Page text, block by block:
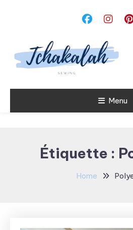
Tchakalah Menu
Étiquette :
Home